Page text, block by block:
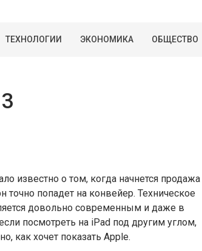
ТЕХНОЛОГИИ ЭКОНОМИКА ОБЩЕСТВО
известно о том, когда начнется продажа
точно попадет на конвейер. Техническое
довольно современным и даже в
посмотреть на iPad под другим углом,
как хочет показать Apple.